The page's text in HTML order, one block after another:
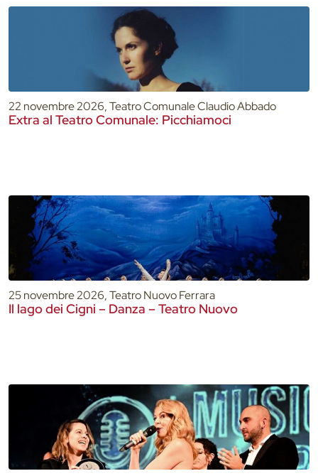
22 novembre 2026, Teatro Comunale Claudio Abbado
Extra al Teatro Comunale: Picchiamoci
25 novembre 2026, Teatro Nuovo Ferrara
Il lago dei Cigni – Danza – Teatro Nuovo